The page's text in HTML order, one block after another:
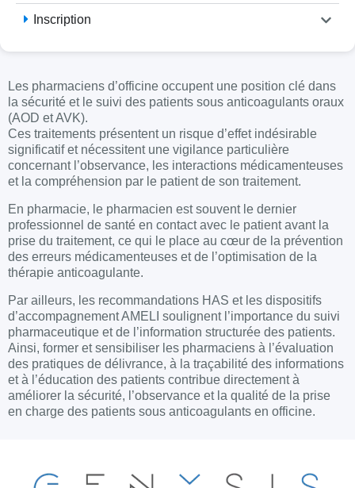
Inscription
Les pharmaciens d’officine occupent une position clé dans
la sécurité et le suivi des patients sous anticoagulants oraux
(AOD et AVK).
Ces traitements présentent un risque d’effet indésirable
significatif et nécessitent une vigilance particulière
concernant l’observance, les interactions médicamenteuses
et la compréhension par le patient de son traitement.
En pharmacie, le pharmacien est souvent le dernier
professionnel de santé en contact avec le patient avant la
prise du traitement, ce qui le place au cœur de la prévention
des erreurs médicamenteuses et de l’optimisation de la
thérapie anticoagulante.
Par ailleurs, les recommandations HAS et les dispositifs
d’accompagnement AMELI soulignent l’importance du suivi
pharmaceutique et de l’information structurée des patients.
Ainsi, former et sensibiliser les pharmaciens à l’évaluation
des pratiques de délivrance, à la traçabilité des informations
et à l’éducation des patients contribue directement à
améliorer la sécurité, l’observance et la qualité de la prise
en charge des patients sous anticoagulants en officine.